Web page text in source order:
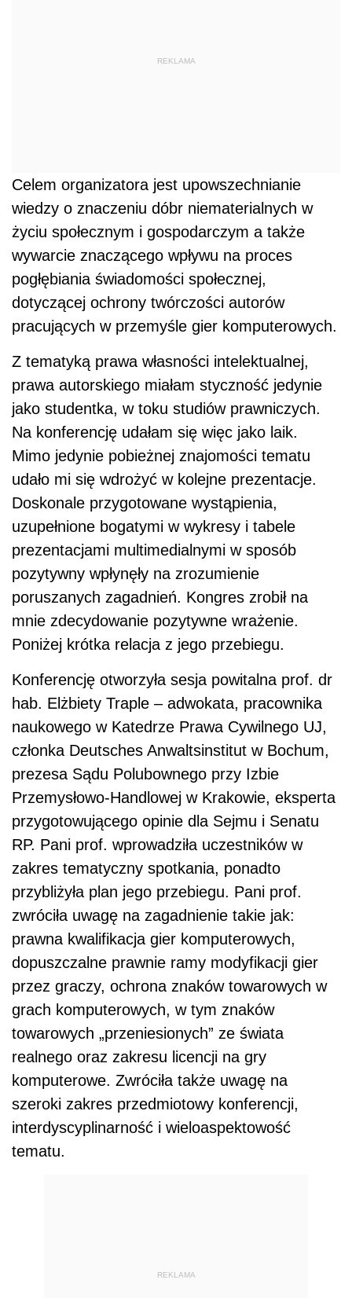
REKLAMA
Celem organizatora jest upowszechnianie
wiedzy o znaczeniu dóbr niematerialnych w
życiu społecznym i gospodarczym a także
wywarcie znaczącego wpływu na proces
pogłębiania świadomości społecznej,
dotyczącej ochrony twórczości autorów
pracujących w przemyśle gier komputerowych.
Z tematyką prawa własności intelektualnej,
prawa autorskiego miałam styczność jedynie
jako studentka, w toku studiów prawniczych.
Na konferencję udałam się więc jako laik.
Mimo jedynie pobieżnej znajomości tematu
udało mi się wdrożyć w kolejne prezentacje.
Doskonale przygotowane wystąpienia,
uzupełnione bogatymi w wykresy i tabele
prezentacjami multimedialnymi w sposób
pozytywny wpłynęły na zrozumienie
poruszanych zagadnień. Kongres zrobił na
mnie zdecydowanie pozytywne wrażenie.
Poniżej krótka relacja z jego przebiegu.
Konferencję otworzyła sesja powitalna prof. dr
hab. Elżbiety Traple – adwokata, pracownika
naukowego w Katedrze Prawa Cywilnego UJ,
członka Deutsches Anwaltsinstitut w Bochum,
prezesa Sądu Polubownego przy Izbie
Przemysłowo-Handlowej w Krakowie, eksperta
przygotowującego opinie dla Sejmu i Senatu
RP. Pani prof. wprowadziła uczestników w
zakres tematyczny spotkania, ponadto
przybliżyła plan jego przebiegu. Pani prof.
zwróciła uwagę na zagadnienie takie jak:
prawna kwalifikacja gier komputerowych,
dopuszczalne prawnie ramy modyfikacji gier
przez graczy, ochrona znaków towarowych w
grach komputerowych, w tym znaków
towarowych „przeniesionych” ze świata
realnego oraz zakresu licencji na gry
komputerowe. Zwróciła także uwagę na
szeroki zakres przedmiotowy konferencji,
interdyscyplinarność i wieloaspektowość
tematu.
REKLAMA